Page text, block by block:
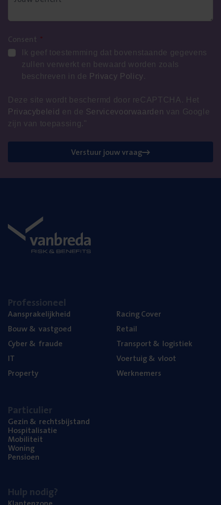
Consent *
Ik geef toestemming dat bovenstaande gegevens
zullen verwerkt en bewaard worden zoals
beschreven in de Privacy Policy.
Deze site wordt beschermd door reCAPTCHA. Het
Privacybeleid en de Servicevoorwaarden van Google
zijn van toepassing."
Verstuur jouw vraag
Pro­fes­si­o­neel
Aan­spra­ke­lijk­heid
Bouw& vastgoed
Cyber& fraude
IT
Pro­per­ty
Racing Cover
Retail
Trans­port& logistiek
Voer­tuig& vloot
Werk­ne­mers
Par­ti­cu­lier
Gezin& rechtsbijstand
Hos­pi­ta­li­sa­tie
Mobi­li­teit
Woning
Pen­si­oen
Hulp nodig?